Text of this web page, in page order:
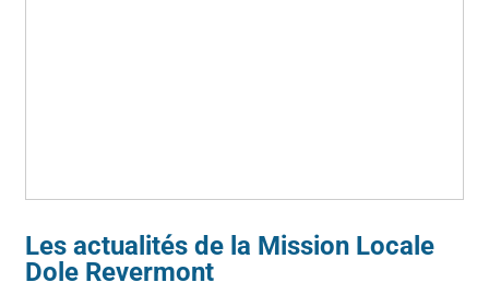
Les actualités de la Mission Locale
Dole Revermont